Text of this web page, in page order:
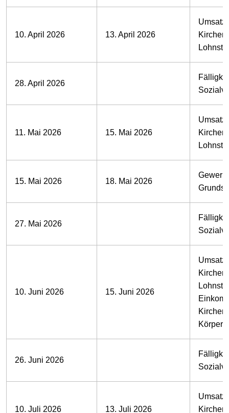
10. April 2026 13. April 2026
28. April 2026
11. Mai 2026 15. Mai 2026
15. Mai 2026 18. Mai 2026
27. Mai 2026
10. Juni 2026 15. Juni 2026
26. Juni 2026
10. Juli 2026 13. Juli 2026